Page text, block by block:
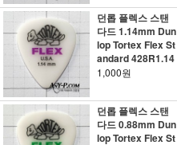
던롭 플렉스 스탠
다드 1.14mm Dun
lop Tortex Flex St
andard 428R1.14
1,000원
던롭 플렉스 스탠
다드 0.88mm Dun
lop Tortex Flex St